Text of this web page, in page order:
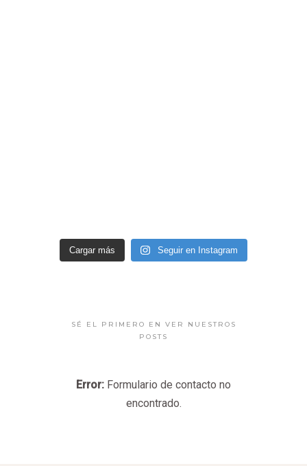
Cargar más Seguir en Instagram
SÉ EL PRIMERO EN VER NUESTROS
POSTS
Error: Formulario de contacto no
encontrado.